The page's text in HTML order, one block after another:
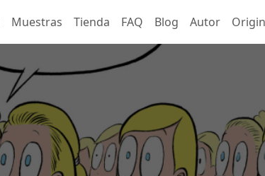
Muestras Tienda FAQ Blog Autor